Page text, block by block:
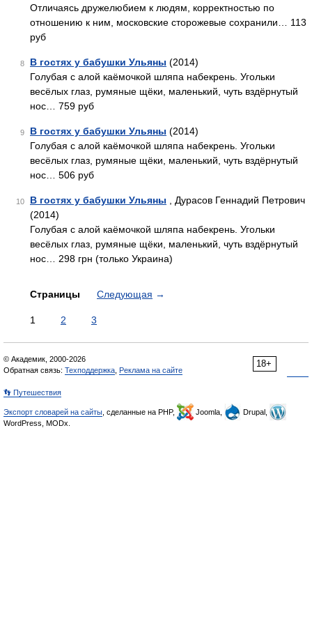
Отличаясь дружелюбием к людям, корректностью по
отношению к ним, московские сторожевые сохранили… 113
руб
8 В гостях у бабушки Ульяны (2014)
Голубая с алой каёмочкой шляпа набекрень. Угольки
весёлых глаз, румяные щёки, маленький, чуть вздёрнутый
нос… 759 руб
9 В гостях у бабушки Ульяны (2014)
Голубая с алой каёмочкой шляпа набекрень. Угольки
весёлых глаз, румяные щёки, маленький, чуть вздёрнутый
нос… 506 руб
10 В гостях у бабушки Ульяны , Дурасов Геннадий Петрович
(2014)
Голубая с алой каёмочкой шляпа набекрень. Угольки
весёлых глаз, румяные щёки, маленький, чуть вздёрнутый
нос… 298 грн (только Украина)
Страницы Следующая →
1 2 3
18+
© Академик, 2000-2026
Обратная связь: Техподдержка Реклама на сайте
👣 Путешествия
Экспорт словарей на сайты , сделанные на PHP, Joomla,
Drupal,
WordPress, MODx.